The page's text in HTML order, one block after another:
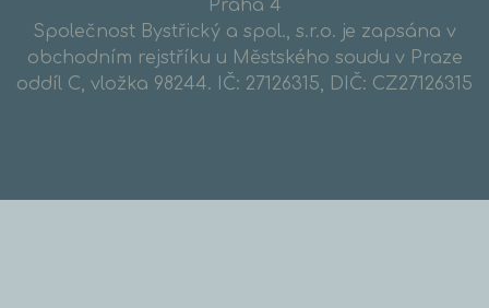
Praha 4
Společnost Bystřický a spol., s.r.o. je zapsána v
obchodním rejstříku u Městského soudu v Praze
oddíl C, vložka 98244. IČ: 27126315, DIČ: CZ27126315